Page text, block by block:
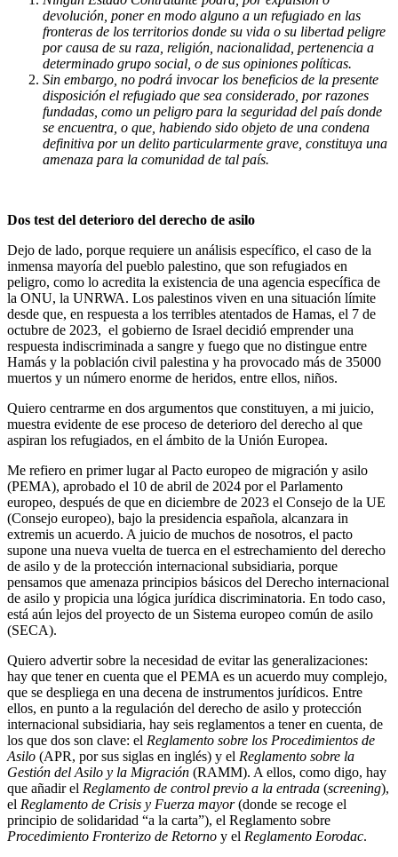
devolución, poner en modo alguno a un refugiado en las
fronteras de los territorios donde su vida o su libertad peligre
por causa de su raza, religión, nacionalidad, pertenencia a
determinado grupo social, o de sus opiniones políticas.
Sin embargo, no podrá invocar los beneficios de la presente
disposición el refugiado que sea considerado, por razones
fundadas, como un peligro para la seguridad del país donde
se encuentra, o que, habiendo sido objeto de una condena
definitiva por un delito particularmente grave, constituya una
amenaza para la comunidad de tal país.
Dos test del deterioro del derecho de asilo
Dejo de lado, porque requiere un análisis específico, el caso de la
inmensa mayoría del pueblo palestino, que son refugiados en
peligro, como lo acredita la existencia de una agencia específica de
la ONU, la UNRWA. Los palestinos viven en una situación límite
desde que, en respuesta a los terribles atentados de Hamas, el 7 de
octubre de 2023, el gobierno de Israel decidió emprender una
respuesta indiscriminada a sangre y fuego que no distingue entre
Hamás y la población civil palestina y ha provocado más de 35000
muertos y un número enorme de heridos, entre ellos, niños.
Quiero centrarme en dos argumentos que constituyen, a mi juicio,
muestra evidente de ese proceso de deterioro del derecho al que
aspiran los refugiados, en el ámbito de la Unión Europea.
Me refiero en primer lugar al Pacto europeo de migración y asilo
(PEMA), aprobado el 10 de abril de 2024 por el Parlamento
europeo, después de que en diciembre de 2023 el Consejo de la UE
(Consejo europeo), bajo la presidencia española, alcanzara in
extremis un acuerdo. A juicio de muchos de nosotros, el pacto
supone una nueva vuelta de tuerca en el estrechamiento del derecho
de asilo y de la protección internacional subsidiaria, porque
pensamos que amenaza principios básicos del Derecho internacional
de asilo y propicia una lógica jurídica discriminatoria. En todo caso,
está aún lejos del proyecto de un Sistema europeo común de asilo
(SECA).
Quiero advertir sobre la necesidad de evitar las generalizaciones:
hay que tener en cuenta que el PEMA es un acuerdo muy complejo,
que se despliega en una decena de instrumentos jurídicos. Entre
ellos, en punto a la regulación del derecho de asilo y protección
internacional subsidiaria, hay seis reglamentos a tener en cuenta, de
los que dos son clave: el Reglamento sobre los Procedimientos de
Asilo (APR, por sus siglas en inglés) y el Reglamento sobre la
Gestión del Asilo y la Migración (RAMM). A ellos, como digo, hay
que añadir el Reglamento de control previo a la entrada (screening),
el Reglamento de Crisis y Fuerza mayor(donde se recoge el
principio de solidaridad “a la carta”), el Reglamento sobre
Procedimiento Fronterizo de Retorno y el Reglamento Eorodac.